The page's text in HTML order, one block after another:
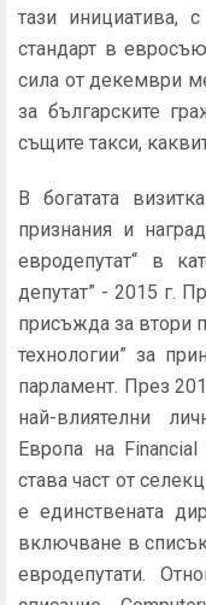
тази инициатива,
стандарт в
сила от декември
за българските
същите такси,
В богатата
признания и
евродепутат“ в
депутат” - 2015 г.
присъжда за втори
технологии” за
парламент. През
най-влиятелни
Европа на
става част от
е единствената
включване в
евродепутати.